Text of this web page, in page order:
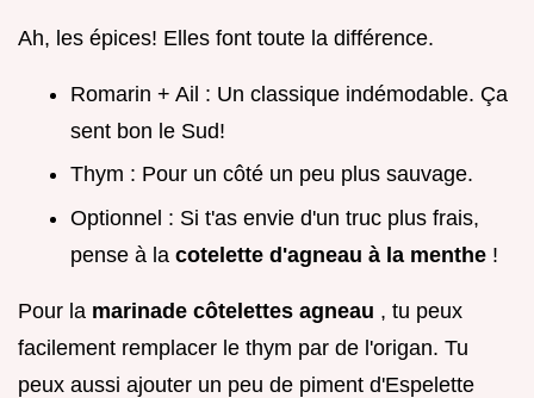
Ah, les épices! Elles font toute la différence.
Romarin + Ail : Un classique indémodable. Ça
sent bon le Sud!
Thym : Pour un côté un peu plus sauvage.
Optionnel : Si t'as envie d'un truc plus frais,
pense à la cotelette d'agneau à la menthe !
Pour la marinade côtelettes agneau , tu peux
facilement remplacer le thym par de l'origan. Tu
peux aussi ajouter un peu de piment d'Espelette